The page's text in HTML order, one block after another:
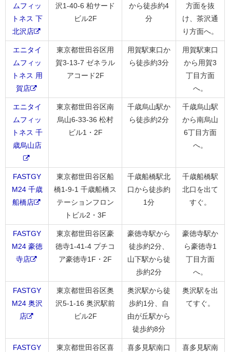
ムフィッ
トネス 下
北沢店
沢1-40-6 柏サード
ビル2F
から徒歩約4
分
方面を抜
け、茶沢通
り方面へ。
エニタイ
ムフィッ
トネス 用
賀店
東京都世田谷区用
賀3-13-7 ゼネラル
アコード2F
用賀駅東口か
ら徒歩約3分
用賀駅東口
から用賀3
丁目方面
へ。
エニタイ
ムフィッ
トネス 千
歳烏山店
東京都世田谷区南
烏山6-33-36 松村
ビル1・2F
千歳烏山駅か
ら徒歩約2分
千歳烏山駅
から南烏山
6丁目方面
へ。
FASTGY
M24 千歳
船橋店
東京都世田谷区船
橋1-9-1 千歳船橋ス
テーションフロン
トビル2・3F
千歳船橋駅北
口から徒歩約
1分
千歳船橋駅
北口を出て
すぐ。
FASTGY
M24 豪徳
寺店
東京都世田谷区豪
徳寺1-41-4 プチコ
ア豪徳寺1F・2F
豪徳寺駅から
徒歩約2分、
山下駅から徒
歩約2分
豪徳寺駅か
ら豪徳寺1
丁目方面
へ。
FASTGY
M24 奥沢
店
東京都世田谷区奥
沢5-1-16 奥沢駅前
ビル2F
奥沢駅から徒
歩約1分、自
由が丘駅から
徒歩約8分
奥沢駅を出
てすぐ。
FASTGY
東京都世田谷区喜
喜多見駅南口
喜多見駅南